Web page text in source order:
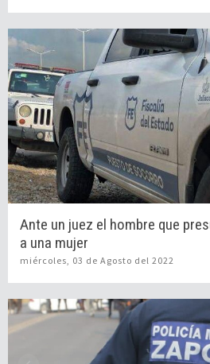
Ante un juez el hombre que
a una mujer
miércoles, 03 de Agosto del 2022